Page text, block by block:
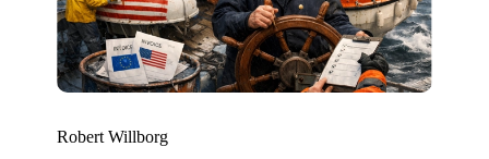
Robert Willborg